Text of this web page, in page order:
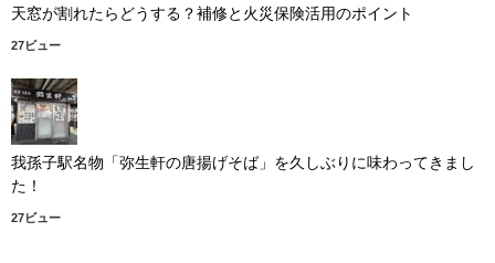
天窓が割れたらどうする？補修と火災保険活用のポイント
27ビュー
我孫子駅名物「弥生軒の唐揚げそば」を久しぶりに味わってきまし
た！
27ビュー